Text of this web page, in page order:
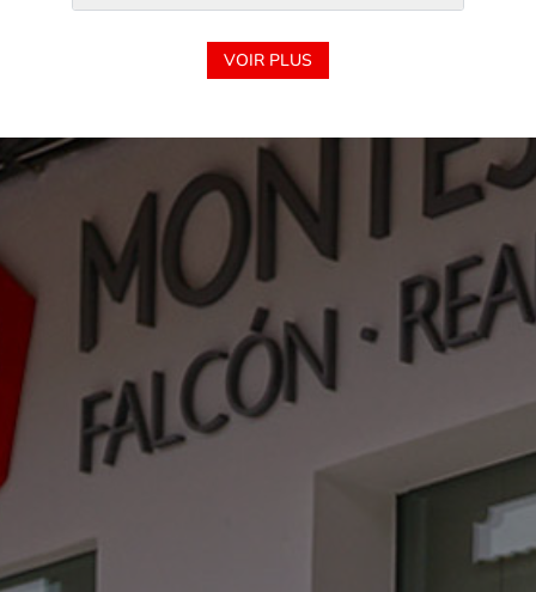
VOIR PLUS